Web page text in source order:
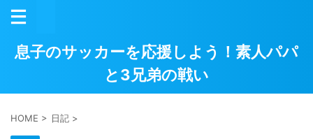
息子のサッカーを応援しよう！素人パパ
と3兄弟の戦い
HOME > 日記 >